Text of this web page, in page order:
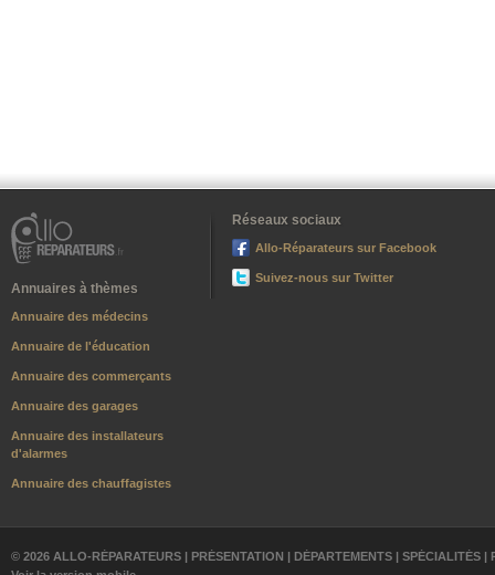
Annuaires à thèmes
Annuaire des médecins
Annuaire de l'éducation
Annuaire des commerçants
Annuaire des garages
Annuaire des installateurs
d'alarmes
Annuaire des chauffagistes
Réseaux sociaux
Allo-Réparateurs sur Facebook
Suivez-nous sur Twitter
© 2026 ALLO-RÉPARATEURS | PRÉSENTATION | DÉPARTEMENTS | SPÉCIALITÉS |